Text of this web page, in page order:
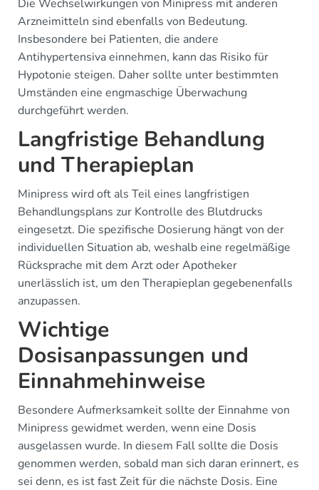
Die Wechselwirkungen von Minipress mit anderen
Arzneimitteln sind ebenfalls von Bedeutung.
Insbesondere bei Patienten, die andere
Antihypertensiva einnehmen, kann das Risiko für
Hypotonie steigen. Daher sollte unter bestimmten
Umständen eine engmaschige Überwachung
durchgeführt werden.
Langfristige Behandlung
und Therapieplan
Minipress wird oft als Teil eines langfristigen
Behandlungsplans zur Kontrolle des Blutdrucks
eingesetzt. Die spezifische Dosierung hängt von der
individuellen Situation ab, weshalb eine regelmäßige
Rücksprache mit dem Arzt oder Apotheker
unerlässlich ist, um den Therapieplan gegebenenfalls
anzupassen.
Wichtige
Dosisanpassungen und
Einnahmehinweise
Besondere Aufmerksamkeit sollte der Einnahme von
Minipress gewidmet werden, wenn eine Dosis
ausgelassen wurde. In diesem Fall sollte die Dosis
genommen werden, sobald man sich daran erinnert, es
sei denn, es ist fast Zeit für die nächste Dosis. Eine